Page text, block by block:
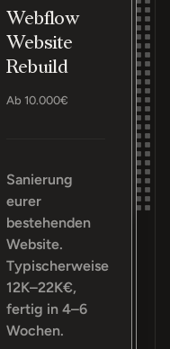
Webflow
Website
Rebuild
Ab 10.000€
Sanierung
eurer
bestehenden
Website.
Typischerweise
12K–22K€,
fertig in 4–6
Wochen.